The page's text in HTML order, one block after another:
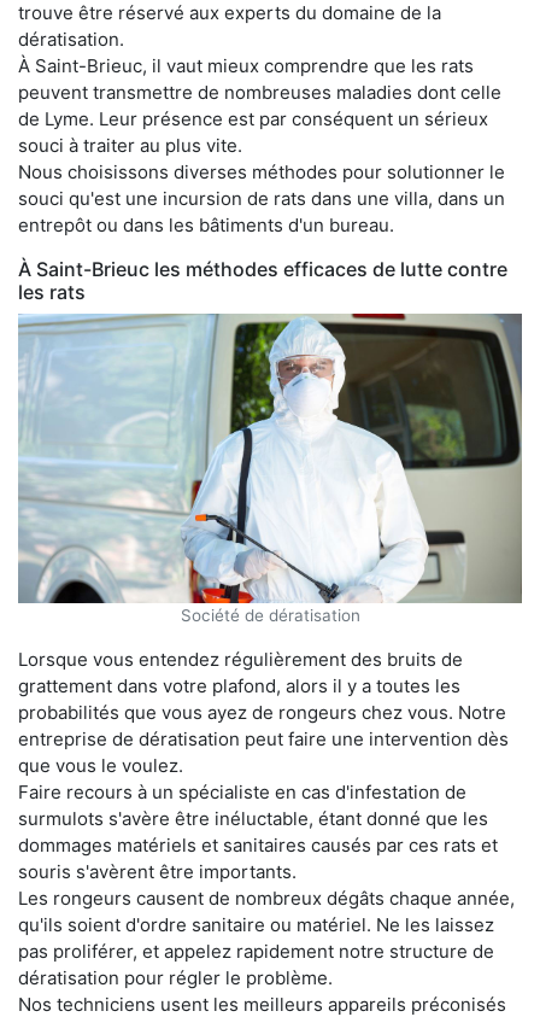
trouve être réservé aux experts du domaine de la
dératisation.
À Saint-Brieuc, il vaut mieux comprendre que les rats
peuvent transmettre de nombreuses maladies dont celle
de Lyme. Leur présence est par conséquent un sérieux
souci à traiter au plus vite.
Nous choisissons diverses méthodes pour solutionner le
souci qu'est une incursion de rats dans une villa, dans un
entrepôt ou dans les bâtiments d'un bureau.
À Saint-Brieuc les méthodes efficaces de lutte contre
les rats
Société de dératisation
Lorsque vous entendez régulièrement des bruits de
grattement dans votre plafond, alors il y a toutes les
probabilités que vous ayez de rongeurs chez vous. Notre
entreprise de dératisation peut faire une intervention dès
que vous le voulez.
Faire recours à un spécialiste en cas d'infestation de
surmulots s'avère être inéluctable, étant donné que les
dommages matériels et sanitaires causés par ces rats et
souris s'avèrent être importants.
Les rongeurs causent de nombreux dégâts chaque année,
qu'ils soient d'ordre sanitaire ou matériel. Ne les laissez
pas proliférer, et appelez rapidement notre structure de
dératisation pour régler le problème.
Nos techniciens usent les meilleurs appareils préconisés